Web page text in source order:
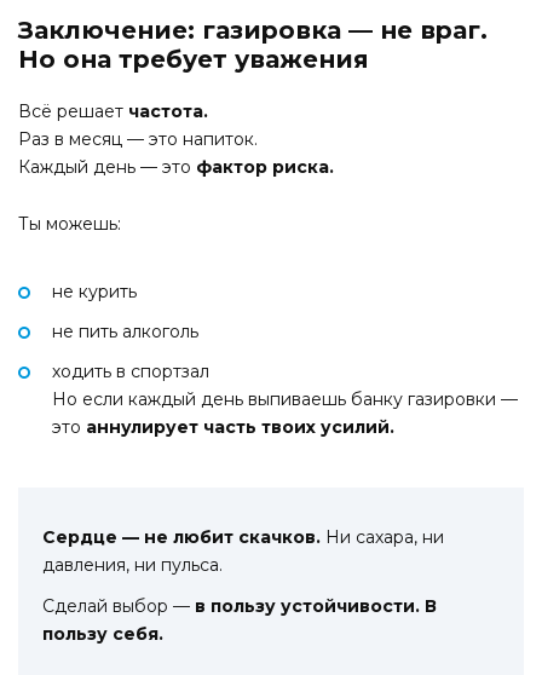
Заключение: газировка — не враг.
Но она требует уважения
Всё решает частота.
Раз в месяц — это напиток.
Каждый день — это фактор риска.
Ты можешь:
не курить
не пить алкоголь
ходить в спортзал
Но если каждый день выпиваешь банку газировки —
это аннулирует часть твоих усилий.
Сердце — не любит скачков. Ни сахара, ни
давления, ни пульса.
Сделай выбор — в пользу устойчивости. В
пользу себя.